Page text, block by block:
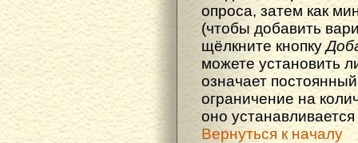
опроса, затем как
(чтобы добавить
щёлкните кнопку
можете установить
означает
ограничение на
оно
Вернуться к началу